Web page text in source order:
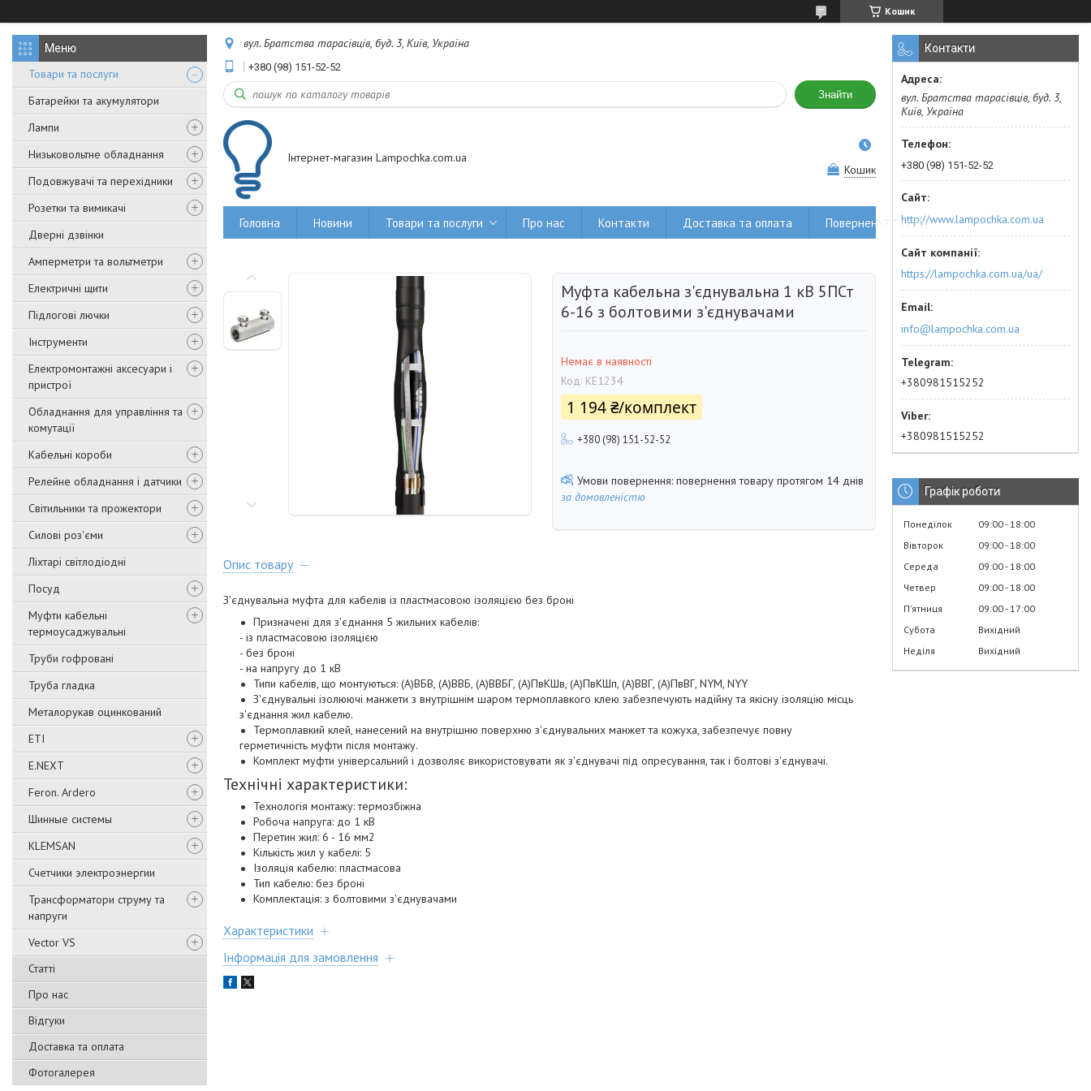
Кошик
Товари та послуги
Батарейки та акумулятори
Лампи
Низьковольтне обладнання
Подовжувачі та перехідники
Розетки та вимикачі
Дверні дзвінки
Амперметри та вольтметри
Електричні щити
Підлогові лючки
Інструменти
Електромонтажні аксесуари і
пристрої
Обладнання для управління та
комутації
Кабельні короби
Релейне обладнання і датчики
Світильники та прожектори
Силові роз'єми
Ліхтарі світлодіодні
Посуд
Муфти кабельні
термоусаджувальні
Труби гофровані
Труба гладка
Металорукав оцинкований
ETI
E.NEXT
Feron. Ardero
Шинные системы
KLEMSAN
Счетчики электроэнергии
Трансформатори струму та
напруги
Vector VS
Статті
Про нас
Відгуки
Доставка та оплата
Фотогалерея
вул. Братства тарасівців, буд. 3, Київ, Україна
+380 (98) 151-52-52
Знайти
Інтернет-магазин Lampochka.com.ua
Кошик
Головна Новини Товари та послуги Про нас Контакти Доставка та оплата Повернення товару
Муфта кабельна з'єднувальна 1 кВ 5ПСт
6-16 з болтовими з'єднувачами
Немає в наявності
Код: KE1234
1 194 ₴/комплект
+380 (98) 151-52-52
повернення товару протягом 14 днів
за домовленістю
Опис товару
З'єднувальна муфта для кабелів із пластмасовою ізоляцією без броні
Призначені для з'єднання 5 жильних кабелів:
- із пластмасовою ізоляцією
- без броні
- на напругу до 1 кВ
Типи кабелів, що монтуються: (А)ВБВ, (А)ВВБ, (А)ВВБГ, (А)ПвКШв, (А)ПвКШп, (А)ВВГ, (А)ПвВГ, NYM, NYY
З'єднувальні ізолюючі манжети з внутрішнім шаром термоплавкого клею забезпечують надійну та якісну ізоляцію місць
з'єднання жил кабелю.
Термоплавкий клей, нанесений на внутрішню поверхню з'єднувальних манжет та кожуха, забезпечує повну
герметичність муфти після монтажу.
Комплект муфти універсальний і дозволяє використовувати як з'єднувачі під опресування, так і болтові з'єднувачі.
Технічні характеристики:
Технологія монтажу: термозбіжна
Робоча напруга: до 1 кВ
Перетин жил: 6 - 16 мм2
Кількість жил у кабелі: 5
Ізоляція кабелю: пластмасова
Тип кабелю: без броні
Комплектація: з болтовими з'єднувачами
Характеристики
Інформація для замовлення
Контакти
вул. Братства тарасівців, буд. 3,
Київ, Україна
+380 (98) 151-52-52
http://www.lampochka.com.ua
https://lampochka.com.ua/ua/
info@lampochka.com.ua
+380981515252
+380981515252
Графік роботи
Понеділок 09:00 18:00
Вівторок
09:00 18:00
Середа
09:00 18:00
Четвер
09:00 18:00
Пʼятниця
09:00 17:00
Субота
Вихідний
Неділя
Вихідний